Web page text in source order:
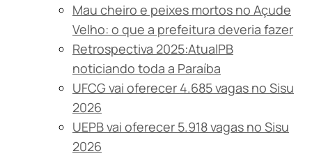
Mau cheiro e peixes mortos no Açude
Velho: o que a prefeitura deveria fazer
Retrospectiva 2025:AtualPB
noticiando toda a Paraíba
UFCG vai oferecer 4.685 vagas no Sisu
2026
UEPB vai oferecer 5.918 vagas no Sisu
2026